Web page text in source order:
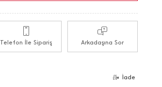
Telefon İle Sipariş Arkadaşına Sor
İade